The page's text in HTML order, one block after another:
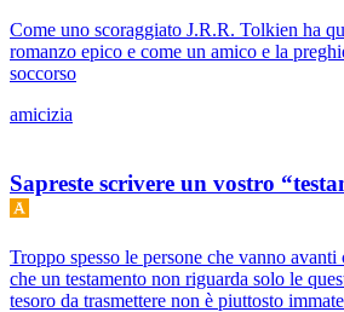
Come uno scoraggiato J.R.R. Tolkien ha
romanzo epico e come un amico e la
soccorso
amicizia
Sapreste scrivere un vostro
Troppo spesso le persone che vanno
che un testamento non riguarda solo le
tesoro da trasmettere non è piuttosto